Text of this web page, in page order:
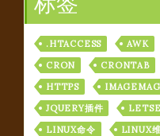
.HTACCESS AWK
CRON
CRONTAB
HTTPS
JQUERY插件
LINUX命令
LINUX